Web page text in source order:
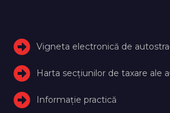
Vigneta electronică de
Harta secțiunilor de taxare ale
Informație practică